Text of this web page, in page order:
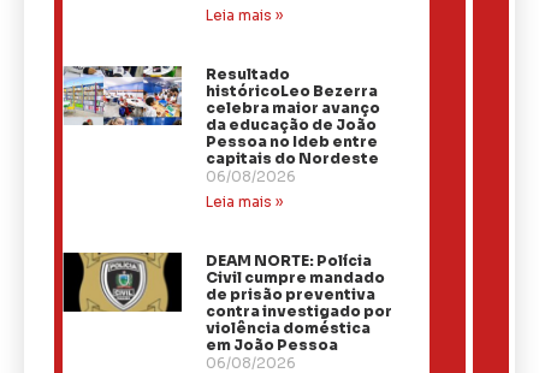
Leia mais »
Resultado
históricoLeo Bezerra
celebra maior avanço
da educação de João
Pessoa no Ideb entre
capitais do Nordeste
06/08/2026
Leia mais »
DEAM NORTE: Polícia
Civil cumpre mandado
de prisão preventiva
contra investigado por
violência doméstica
em João Pessoa
06/08/2026